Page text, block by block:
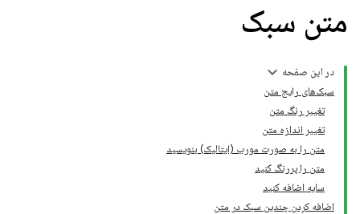
متن سبک
در این صفحه
سبک‌های رایج متن
تغییر رنگ متن
تغییر اندازه متن
متن را به صورت مورب (ایتالیک) بنویسید
متن را پررنگ کنید
سایه اضافه کنید
اضافه کردن چندین سبک در متن